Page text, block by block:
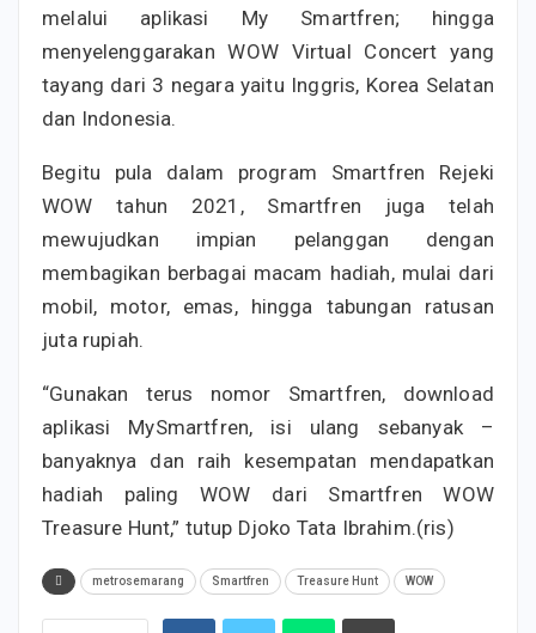
melalui aplikasi My Smartfren; hingga
menyelenggarakan WOW Virtual Concert yang
tayang dari 3 negara yaitu Inggris, Korea Selatan
dan Indonesia.
Begitu pula dalam program Smartfren Rejeki
WOW tahun 2021, Smartfren juga telah
mewujudkan impian pelanggan dengan
membagikan berbagai macam hadiah, mulai dari
mobil, motor, emas, hingga tabungan ratusan
juta rupiah.
“Gunakan terus nomor Smartfren, download
aplikasi MySmartfren, isi ulang sebanyak –
banyaknya dan raih kesempatan mendapatkan
hadiah paling WOW dari Smartfren WOW
Treasure Hunt,” tutup Djoko Tata Ibrahim.(ris)
metrosemarang Smartfren Treasure Hunt WOW